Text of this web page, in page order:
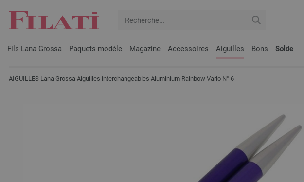
Fils Lana Grossa Paquets modèle Magazine Accessoires Aiguilles Bons Solde
AIGUILLES Lana Grossa Aiguilles interchangeables Aluminium Rainbow Vario N° 6